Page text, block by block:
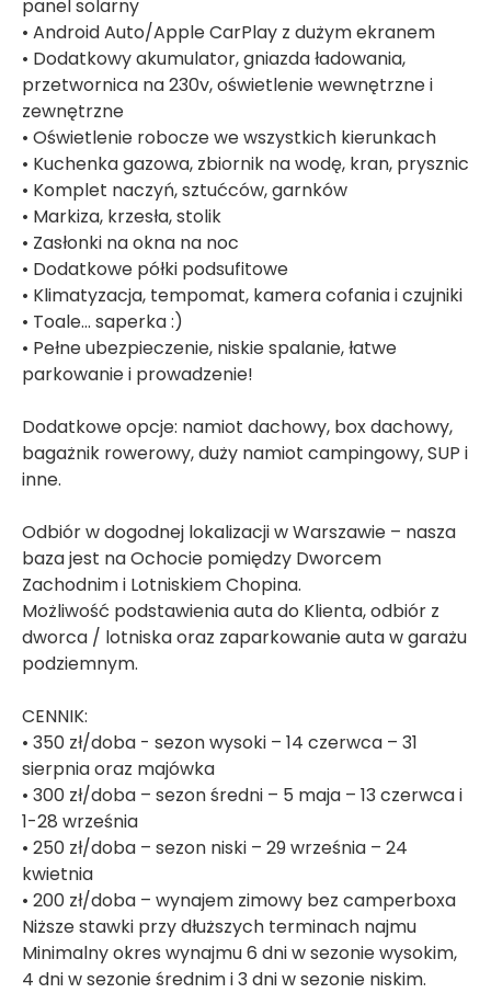
panel solarny
• Android Auto/Apple CarPlay z dużym ekranem
• Dodatkowy akumulator, gniazda ładowania,
przetwornica na 230v, oświetlenie wewnętrzne i
zewnętrzne
• Oświetlenie robocze we wszystkich kierunkach
• Kuchenka gazowa, zbiornik na wodę, kran, prysznic
• Komplet naczyń, sztućców, garnków
• Markiza, krzesła, stolik
• Zasłonki na okna na noc
• Dodatkowe półki podsufitowe
• Klimatyzacja, tempomat, kamera cofania i czujniki
• Toale… saperka :)
• Pełne ubezpieczenie, niskie spalanie, łatwe
parkowanie i prowadzenie!
Dodatkowe opcje: namiot dachowy, box dachowy,
bagażnik rowerowy, duży namiot campingowy, SUP i
inne.
Odbiór w dogodnej lokalizacji w Warszawie – nasza
baza jest na Ochocie pomiędzy Dworcem
Zachodnim i Lotniskiem Chopina.
Możliwość podstawienia auta do Klienta, odbiór z
dworca / lotniska oraz zaparkowanie auta w garażu
podziemnym.
CENNIK:
• 350 zł/doba - sezon wysoki – 14 czerwca – 31
sierpnia oraz majówka
• 300 zł/doba – sezon średni – 5 maja – 13 czerwca i
1-28 września
• 250 zł/doba – sezon niski – 29 września – 24
kwietnia
• 200 zł/doba – wynajem zimowy bez camperboxa
Niższe stawki przy dłuższych terminach najmu
Minimalny okres wynajmu 6 dni w sezonie wysokim,
4 dni w sezonie średnim i 3 dni w sezonie niskim.